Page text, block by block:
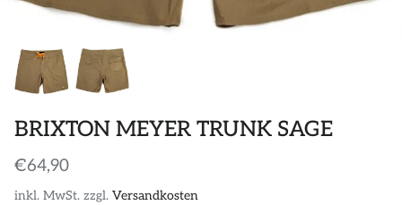
DIVERSE ACCESSORIES
BRIXTON MEYER TRUNK SAGE
€64,90
inkl. MwSt. zzgl. Versandkosten